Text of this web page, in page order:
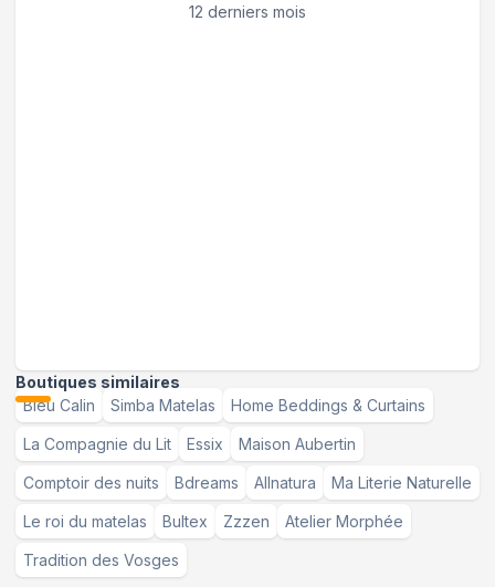
12 derniers mois
Boutiques similaires
Bleu Calin
Simba Matelas Home Beddings & Curtains
La Compagnie du Lit Essix Maison Aubertin
Comptoir des nuits Bdreams Allnatura Ma Literie Naturelle
Le roi du matelas Bultex Zzzen Atelier Morphée
Tradition des Vosges